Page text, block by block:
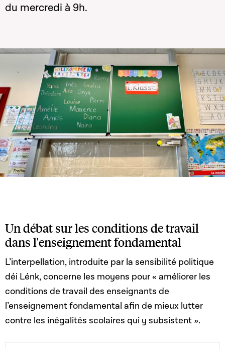
du mercredi à 9h.
Un débat sur les conditions de travail
dans l'enseignement fondamental
L’interpellation, introduite par la sensibilité politique
déi Lénk, concerne les moyens pour « améliorer les
conditions de travail des enseignants de
l’enseignement fondamental afin de mieux lutter
contre les inégalités scolaires qui y subsistent ».